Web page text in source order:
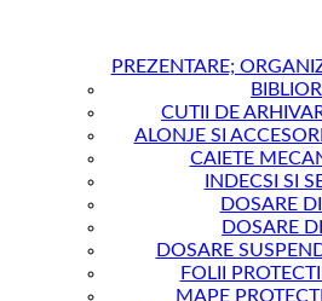
PREZENTARE;
CUTII DE
ALONJE SI
CAIETE
INDECSI SI
DOSARE
DOSARE
DOSARE
FOLII
MAPE